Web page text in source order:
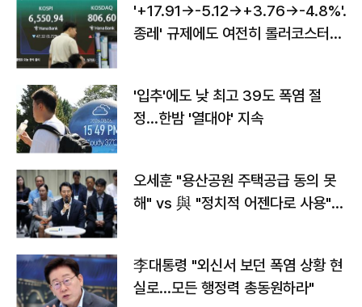
'+17.91→-5.12→+3.76→-4.8%'…'
종레' 규제에도 여전히 롤러코스터
'입추'에도 낮 최고 39도 폭염 절
정…한밤 '열대야' 지속
오세훈 "용산공원 주택공급 동의 못
해" vs 與 "정치적 어젠다로 사용"
李대통령 "외신서 보던 폭염 상황 현
실로…모든 행정력 총동원하라"